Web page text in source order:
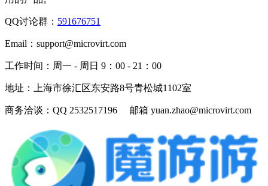
QQ讨论群： 591676751
Email： support@microvirt.com
工作时间： 周一 - 周日 9：00 - 21：00
地址： 上海市徐汇区东安路8号青松城1102室
商务洽谈： QQ 2532517196 邮箱 yuan.zhao@microvirt.com